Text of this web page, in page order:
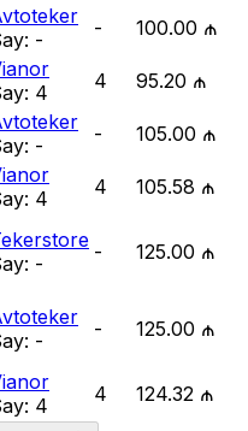
- - 100.00 ₼
4 4 95.20 ₼
- - 105.00 ₼
4 4 105.58 ₼
- - 125.00 ₼
- - 125.00 ₼
4 4 124.32 ₼